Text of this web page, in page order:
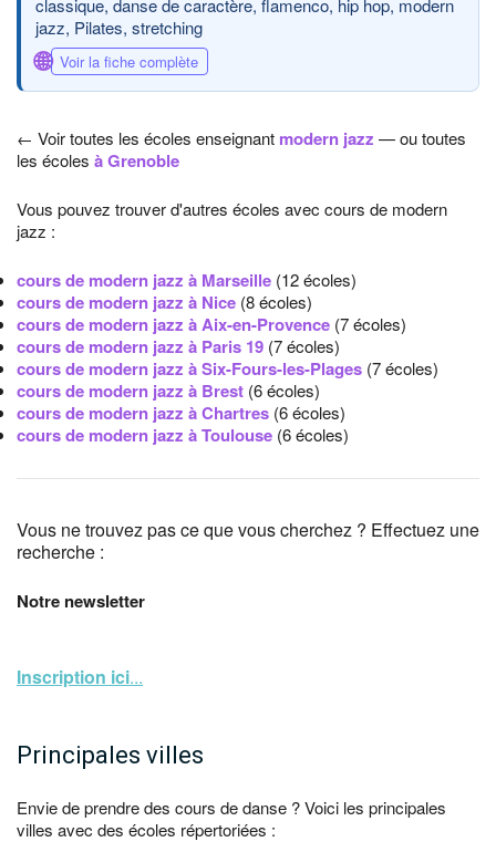
classique, danse de caractère, flamenco, hip hop, modern
jazz, Pilates, stretching
🌐 Voir la fiche complète
← Voir toutes les écoles enseignant modern jazz — ou toutes
les écoles à Grenoble
Vous pouvez trouver d'autres écoles avec cours de modern
jazz :
cours de modern jazz à Marseille (12 écoles)
cours de modern jazz à Nice (8 écoles)
cours de modern jazz à Aix-en-Provence (7 écoles)
cours de modern jazz à Paris 19 (7 écoles)
cours de modern jazz à Six-Fours-les-Plages (7 écoles)
cours de modern jazz à Brest (6 écoles)
cours de modern jazz à Chartres (6 écoles)
cours de modern jazz à Toulouse (6 écoles)
Vous ne trouvez pas ce que vous cherchez ? Effectuez une
recherche :
Notre newsletter
Inscription ici...
Principales villes
Envie de prendre des cours de danse ? Voici les principales
villes avec des écoles répertoriées :